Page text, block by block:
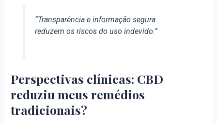
“Transparência e informação segura
reduzem os riscos do uso indevido.”
Perspectivas clínicas: CBD
reduziu meus remédios
tradicionais?